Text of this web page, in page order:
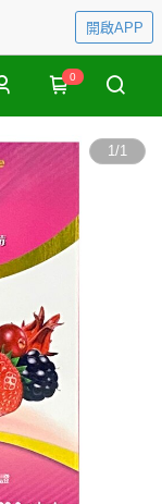
開啟APP
0
1/1